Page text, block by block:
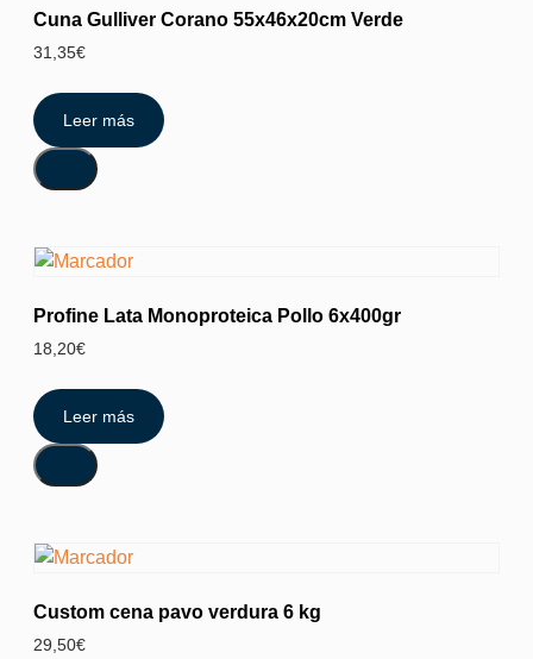
Cuna Gulliver Corano 55x46x20cm Verde
31,35€
Leer más
Profine Lata Monoproteica Pollo 6x400gr
18,20€
Leer más
Custom cena pavo verdura 6 kg
29,50€